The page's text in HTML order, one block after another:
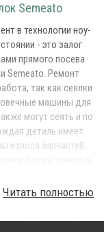
Semeato
в технологии ноу-
- это залог
прямого посева
Semeato. Ремонт
так как сеялки
машины для
могут сеять и по
деталь имеет
износа запчастей.
Для этого у вас
Читать полностью